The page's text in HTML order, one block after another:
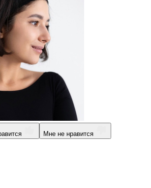
Мне не нравится